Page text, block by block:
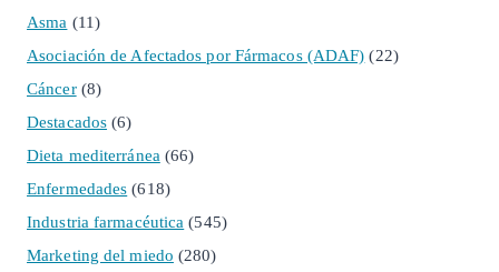
Asma (11)
Asociación de Afectados por Fármacos (ADAF) (22)
Cáncer(8)
Destacados (6)
Dieta mediterránea(66)
Enfermedades (618)
Industria farmacéutica (545)
Marketing del miedo (280)